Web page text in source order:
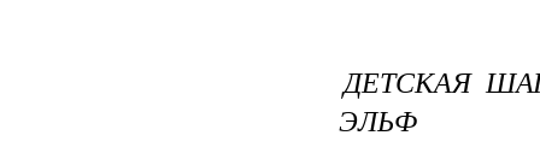
ДЕТСКАЯ
ЭЛЬФ